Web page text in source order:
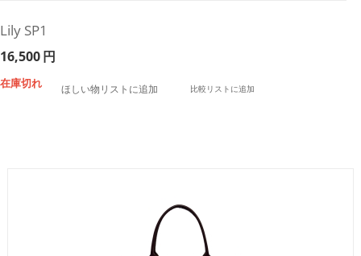
Lily SP1
16,500円
在庫切れ ほしい物リストに追加 比較リストに追加